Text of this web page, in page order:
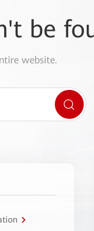
be
website.